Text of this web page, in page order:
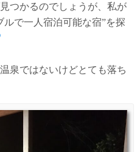
つかるのでしょうが、私が
で一人宿泊可能な宿”を探
泉ではないけどとても落ち